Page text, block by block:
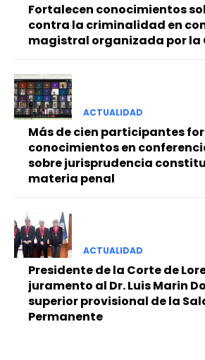
Fortalecen conocimientos
contra la criminalidad en
magistral organizada por la
ACTUALIDAD
Más de cien participantes
conocimientos en
sobre jurisprudencia
materia penal
ACTUALIDAD
Presidente de la Corte de
juramento al Dr. Luis Marin
superior provisional de la
Permanente